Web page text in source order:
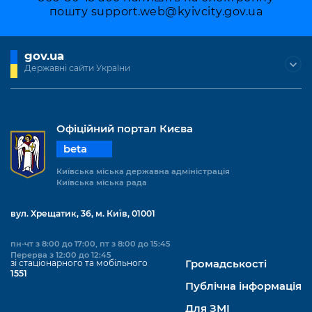
Підприємства, установи, організації
Kyiv International Relations
Річні звіти
Гендерна політика
Безбар'єрність
Київська міська військова адміністрація
Портал Захисників та Захисниць
Важливе під час воєнного стану
Уряд» – місцевий рівень»
Важливе під час воєнного стану
Про відкриті дані
Публічні дашборди
пошту support.web@kyivcity.gov.ua
gov.ua
Державні сайти України
Офіційний портал Києва
beta
Київська міська державна адміністрація
Київська міська рада
вул. Хрещатик, 36, м. Київ, 01001
пн-чт з 8:00 до 17:00, пт з 8:00 до 15:45
Перерва з 12:00 до 12:45
зі стаціонарного та мобільного
1551
Громадськості
Публічна інформація
Для ЗМІ